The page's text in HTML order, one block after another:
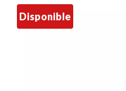
Disponible